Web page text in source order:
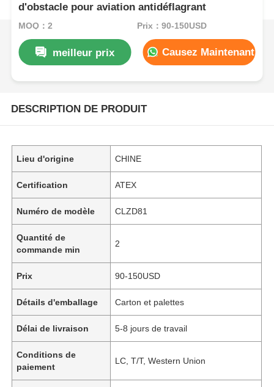
d'obstacle pour aviation antidéflagrant
MOQ：2 Prix：90-150USD
meilleur prix Causez Maintenant
DESCRIPTION DE PRODUIT
Lieu d'origine CHINE
Certification ATEX
Numéro de modèle CLZD81
Quantité de
commande min
2
Prix 90-150USD
Détails d'emballage Carton et palettes
Délai de livraison 5-8 jours de travail
Conditions de
paiement
LC, T/T, Western Union